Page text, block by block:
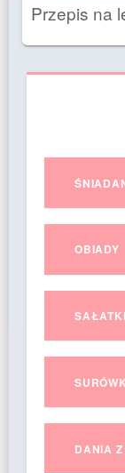
Przepis na
OBIADY
SAŁATKI
DANIA